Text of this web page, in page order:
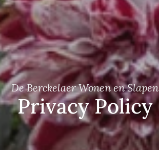
De Berckelaer Wonen en Slapen
Privacy Policy